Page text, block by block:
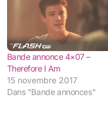
Bande annonce 4×07 –
Therefore I Am
15 novembre 2017
Dans "Bande annonces"